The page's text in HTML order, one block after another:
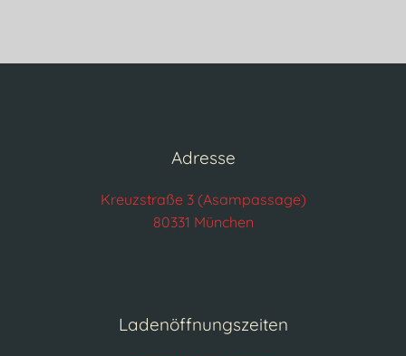
Adresse
Kreuzstraße 3 (Asampassage)
80331 München
Ladenöffnungszeiten